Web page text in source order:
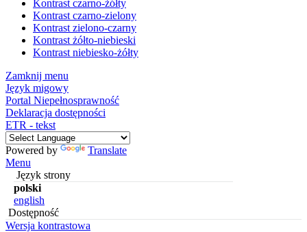
Kontrast czarno-żółty
Kontrast czarno-zielony
Kontrast zielono-czarny
Kontrast żółto-niebieski
Kontrast niebiesko-żółty
Zamknij menu
Język migowy
Portal Niepełnosprawność
Deklaracja dostępności
ETR - tekst
Powered by
Translate
Menu
Język strony
polski
english
Dostępność
Wersja kontrastowa